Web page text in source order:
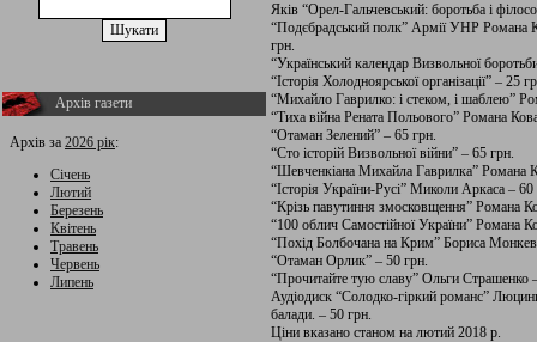
Архів газети
Архів за 2026 рік:
Січень
Лютий
Березень
Квітень
Травень
Червень
Липень
Яків “Орел-Гальчевський: боротьба і
“Подєбрадський полк” Армії УНР Романа
грн.
“Український календар Визвольної
“Історія Холодноярської організації” – 25
“Михайло Гаврилко: і стеком, і шаблею”
“Тиха війна Рената Польового” Романа
“Отаман Зелений” – 65 грн.
“Сто історій Визвольної війни” – 65 грн.
“Шевченкіана Михайла Гаврилка” Романа
“Історія України-Русі” Миколи Аркаса – 60
“Крізь павутиння змосковщення” Романа
“100 облич Самостійної України” Романа
“Похід Болбочана на Крим” Бориса
“Отаман Орлик” – 50 грн.
“Прочитайте тую славу” Ольги Страшенко
Аудіодиск “Солодко-гіркий романс”
балади. – 50 грн.
Ціни вказано станом на лютий 2018 р.